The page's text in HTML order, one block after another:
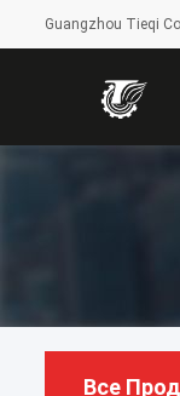
Guangzhou Tieqi
Все